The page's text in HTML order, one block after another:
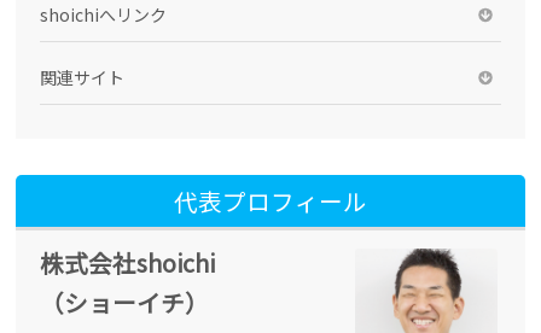
shoichiへリンク
関連サイト
代表プロフィール
株式会社shoichi
（ショーイチ）